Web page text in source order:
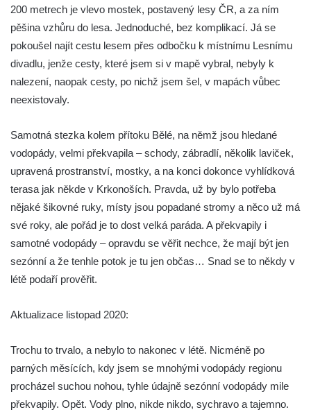
Kateřinky)
Spodní vodopád Černé Nisy (Liberec –
Kateřinky)
Mumlavský vodopád
Vaňovský vodopád
Bobří vodopád
Vodopády na Černém Štolpichu (Skok a
Dvojitý)
Vodopády na Černém potoce
Vodopád Černého potoka
Budovský vodopád
Dolanský vodopád
Tambušské vodopády
Veleňské kaskády
200 metrech je vlevo mostek, postavený lesy ČR, a za ním
pěšina vzhůru do lesa. Jednoduché, bez komplikací. Já se
pokoušel najít cestu lesem přes odbočku k místnímu Lesnímu
divadlu, jenže cesty, které jsem si v mapě vybral, nebyly k
nalezení, naopak cesty, po nichž jsem šel, v mapách vůbec
neexistovaly.
Samotná stezka kolem přítoku Bělé, na němž jsou hledané
vodopády, velmi překvapila – schody, zábradlí, několik laviček,
upravená prostranství, mostky, a na konci dokonce vyhlídková
terasa jak někde v Krkonoších. Pravda, už by bylo potřeba
nějaké šikovné ruky, místy jsou popadané stromy a něco už má
své roky, ale pořád je to dost velká paráda. A překvapily i
samotné vodopády – opravdu se věřit nechce, že mají být jen
sezónní a že tenhle potok je tu jen občas… Snad se to někdy v
létě podaří prověřit.
Aktualizace listopad 2020:
Trochu to trvalo, a nebylo to nakonec v létě. Nicméně po
parných měsících, kdy jsem se mnohými vodopády regionu
procházel suchou nohou, tyhle údajně sezónní vodopády mile
překvapily. Opět. Vody plno, nikde nikdo, sychravo a tajemno.